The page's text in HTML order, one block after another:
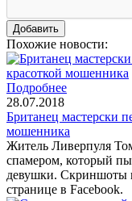
Похожие новости:
Подробнее
28.07.2018
Британец мастерски
мошенника
Житель Ливерпуля
спамером, который
девушки. Скриншоты
странице в Facebook.